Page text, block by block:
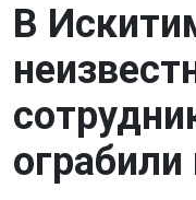
В
ограбили